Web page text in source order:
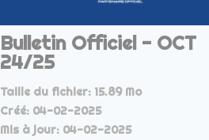
Bulletin Officiel - OCT
24/25
Taille du fichier: 15.89 Mo
Créé: 04-02-2025
Mis à jour: 04-02-2025